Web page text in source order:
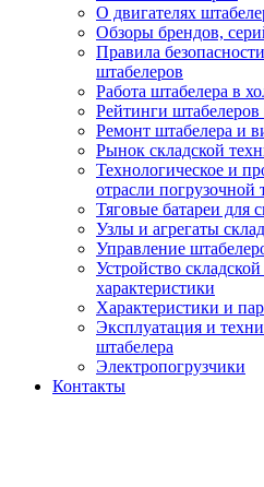
О двигателях
Обзоры брендов,
Правила
штабелеров
Работа штабелера в
Рейтинги
Ремонт штабелера и
Рынок складской
Технологическое и
отрасли погрузочной
Тяговые батареи для
Узлы и агрегаты
Управление
Устройство
характеристики
Характеристики и
Эксплуатация и
штабелера
Электропогрузчики
Контакты